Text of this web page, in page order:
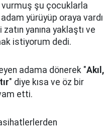
vurmuş şu çocuklarla
yürüyüp oraya vardı
yanına yaklaştı ve
istiyorum dedi.
adama dönerek "Akıl,
" diye kısa ve öz bir
etti.